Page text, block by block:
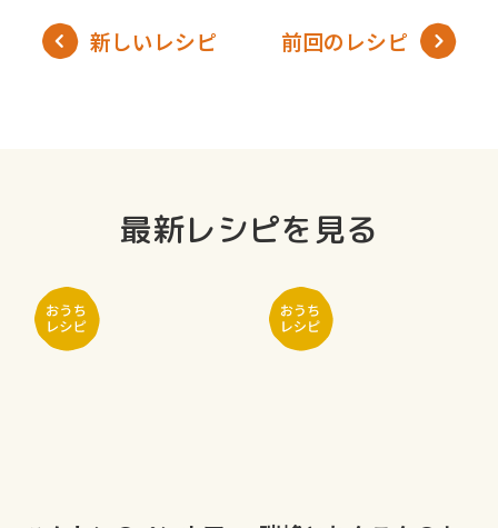
新しいレシピ 前回のレシピ
最新レシピを見る